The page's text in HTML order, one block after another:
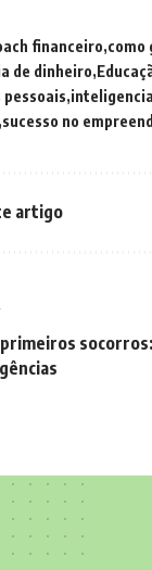
financeiro como
de dinheiro
pessoais
sucesso no
artigo